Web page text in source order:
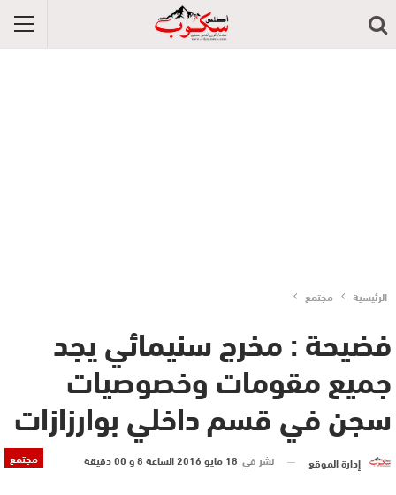
الرئيسية مجتمع
فضيحة : مخرج سنيمائي يجد
جميع مقومات وخصوصيات
سجن في قسم داخلي بوارزازات
مجتمع إدارة الموقع نشر في 18 مايو 2016 الساعة 8 و 00 دقيقة